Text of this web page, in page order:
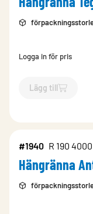
Logga in för pris
Lägg till
`$Lägg till
#1940 R 190
Hängränna